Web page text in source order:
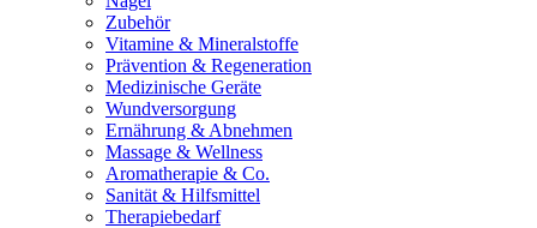
Zubehör
Vitamine & Mineralstoffe
Prävention & Regeneration
Medizinische Geräte
Wundversorgung
Ernährung & Abnehmen
Massage & Wellness
Aromatherapie & Co.
Sanität & Hilfsmittel
Therapiebedarf